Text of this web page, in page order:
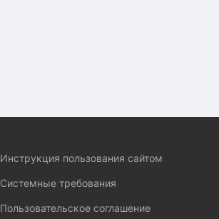
Инструкция пользования сайтом
Системные требования
Пользовательское соглашение